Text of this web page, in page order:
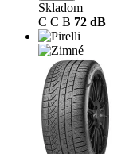
Skladom
C C B 72 dB